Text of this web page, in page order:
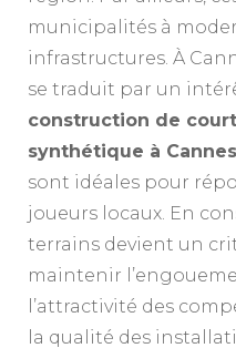
municipalités à
infrastructures. À
se traduit par un
construction de
synthétique à Cannes
sont idéales pour
joueurs locaux. En
terrains devient un
maintenir
l’attractivité des
la qualité des